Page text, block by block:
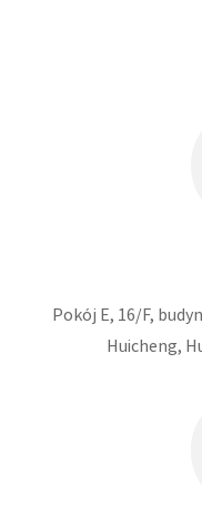
Pokój E, 16/F,
Huicheng,